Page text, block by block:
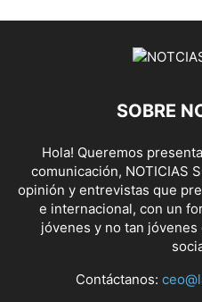
SOBRE
Hola! Queremos
comunicación, NOTICIAS
opinión y entrevistas que
e internacional, con un
jóvenes y no tan
Contáctanos: